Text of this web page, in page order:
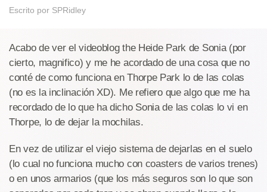
Escrito por SPRidley
Acabo de ver el videoblog the Heide Park de Sonia (por
cierto, magnifico) y me he acordado de una cosa que no
conté de como funciona en Thorpe Park lo de las colas
(no es la inclinación XD). Me refiero que algo que me ha
recordado de lo que ha dicho Sonia de las colas lo vi en
Thorpe, lo de dejar la mochilas.
En vez de utilizar el viejo sistema de dejarlas en el suelo
(lo cual no funciona mucho con coasters de varios trenes)
o en unos armarios (que los más seguros son lo que son